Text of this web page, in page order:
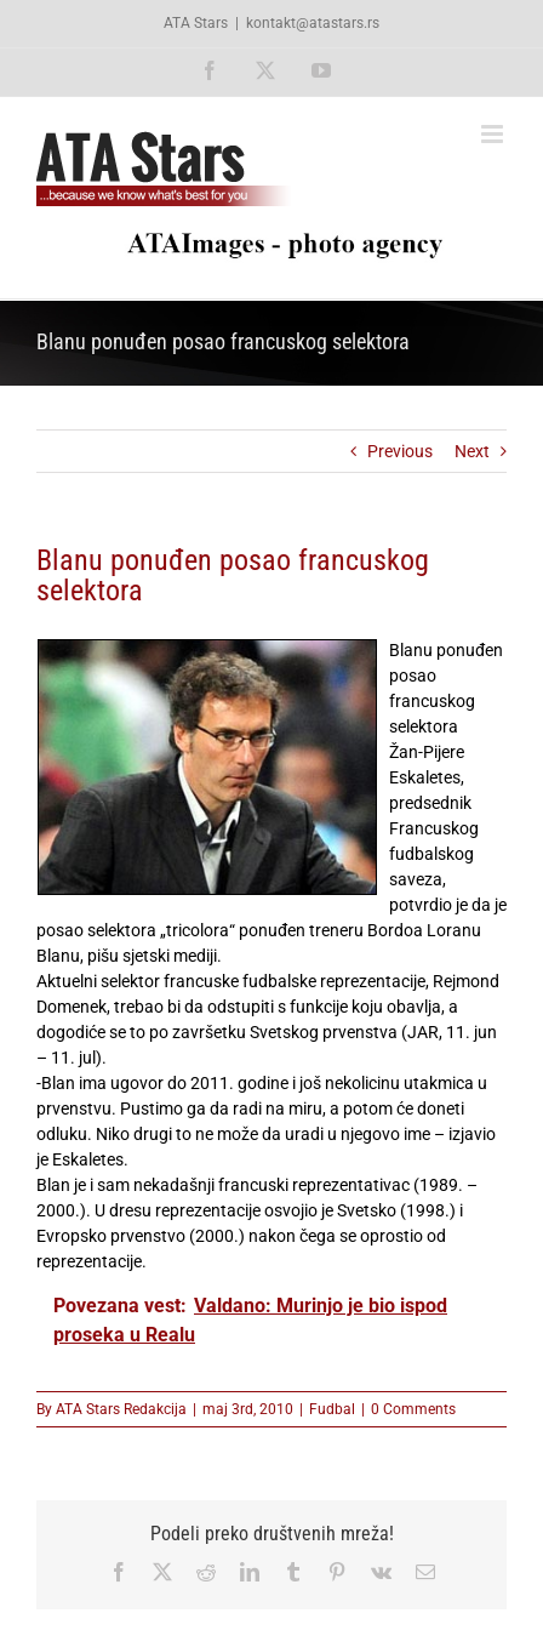
ATA Stars kontakt@atastars.rs
Facebook YouTube
Blanu ponuđen posao francuskog selektora
Previous Next
Blanu ponuđen posao francuskog
selektora
Blanu ponuđen
posao
francuskog
selektora
Žan-Pijere
Eskaletes,
predsednik
Francuskog
fudbalskog
saveza,
potvrdio je da je
posao selektora „tricolora“ ponuđen treneru Bordoa Loranu
Blanu, pišu sjetski mediji.
Aktuelni selektor francuske fudbalske reprezentacije, Rejmond
Domenek, trebao bi da odstupiti s funkcije koju obavlja, a
dogodiće se to po završetku Svetskog prvenstva (JAR, 11. jun
– 11. jul).
-Blan ima ugovor do 2011. godine i još nekolicinu utakmica u
prvenstvu. Pustimo ga da radi na miru, a potom će doneti
odluku. Niko drugi to ne može da uradi u njegovo ime – izjavio
je Eskaletes.
Blan je i sam nekadašnji francuski reprezentativac (1989. –
2000.). U dresu reprezentacije osvojio je Svetsko (1998.) i
Evropsko prvenstvo (2000.) nakon čega se oprostio od
reprezentacije.
Povezana vest: Valdano: Murinjo je bio ispod
proseka u Realu
By ATA Stars Redakcija | maj 3rd, 2010 | Fudbal | 0 Comments
Podeli preko društvenih mreža!
Facebook RedditLinkedInTumblr Pinterest
Vk Email